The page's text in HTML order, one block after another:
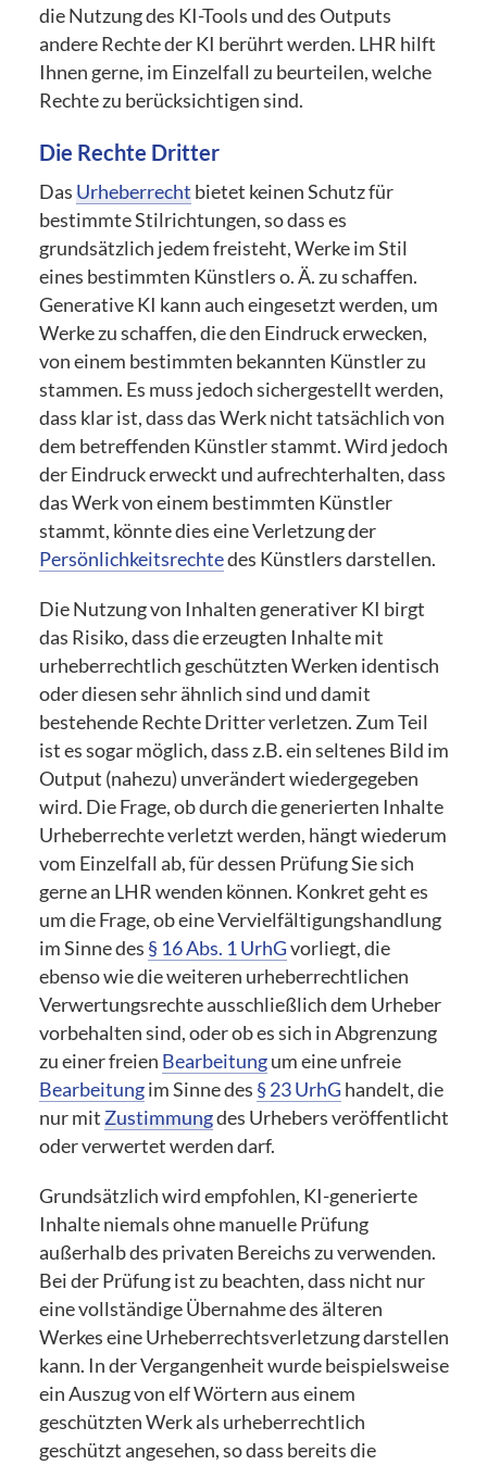
die Nutzung des KI-Tools und des Outputs
andere Rechte der KI berührt werden. LHR hilft
Ihnen gerne, im Einzelfall zu beurteilen, welche
Rechte zu berücksichtigen sind.
Die Rechte Dritter
Das Urheberrechtbietet keinen Schutz für
bestimmte Stilrichtungen, so dass es
grundsätzlich jedem freisteht, Werke im Stil
eines bestimmten Künstlers o. Ä. zu schaffen.
Generative KI kann auch eingesetzt werden, um
Werke zu schaffen, die den Eindruck erwecken,
von einem bestimmten bekannten Künstler zu
stammen. Es muss jedoch sichergestellt werden,
dass klar ist, dass das Werk nicht tatsächlich von
dem betreffenden Künstler stammt. Wird jedoch
der Eindruck erweckt und aufrechterhalten, dass
das Werk von einem bestimmten Künstler
stammt, könnte dies eine Verletzung der
Persönlichkeitsrechtedes Künstlers darstellen.
Die Nutzung von Inhalten generativer KI birgt
das Risiko, dass die erzeugten Inhalte mit
urheberrechtlich geschützten Werken identisch
oder diesen sehr ähnlich sind und damit
bestehende Rechte Dritter verletzen. Zum Teil
ist es sogar möglich, dass z.B. ein seltenes Bild im
Output (nahezu) unverändert wiedergegeben
wird. Die Frage, ob durch die generierten Inhalte
Urheberrechte verletzt werden, hängt wiederum
vom Einzelfall ab, für dessen Prüfung Sie sich
gerne an LHR wenden können. Konkret geht es
um die Frage, ob eine Vervielfältigungshandlung
im Sinne des § 16 Abs. 1 UrhGvorliegt, die
ebenso wie die weiteren urheberrechtlichen
Verwertungsrechte ausschließlich dem Urheber
vorbehalten sind, oder ob es sich in Abgrenzung
zu einer freien Bearbeitungum eine unfreie
Bearbeitungim Sinne des § 23 UrhG handelt, die
nur mitZustimmungdes Urhebers veröffentlicht
oder verwertet werden darf.
Grundsätzlich wird empfohlen, KI-generierte
Inhalte niemals ohne manuelle Prüfung
außerhalb des privaten Bereichs zu verwenden.
Bei der Prüfung ist zu beachten, dass nicht nur
eine vollständige Übernahme des älteren
Werkes eine Urheberrechtsverletzung darstellen
kann. In der Vergangenheit wurde beispielsweise
ein Auszug von elf Wörtern aus einem
geschützten Werk als urheberrechtlich
geschützt angesehen, so dass bereits die